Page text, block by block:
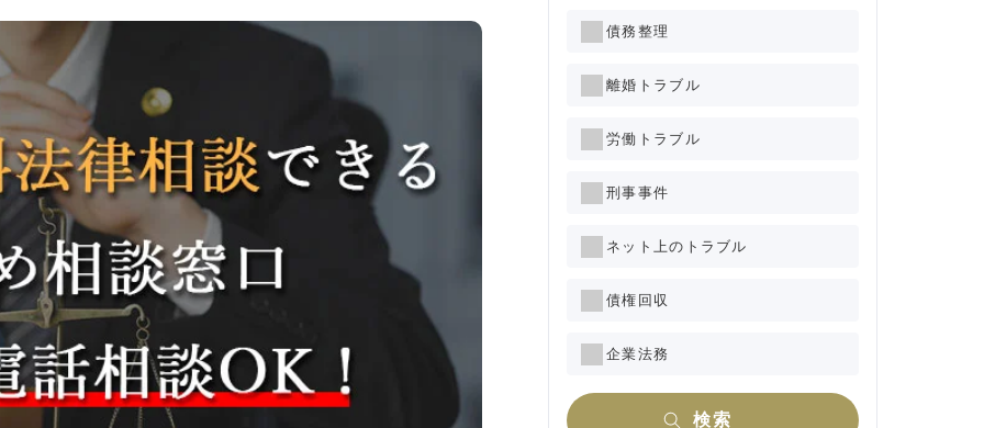
債務整理
離婚トラブル
労働トラブル
刑事事件
ネット上のトラブル
債権回収
企業法務
検索